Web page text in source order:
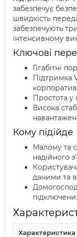
забезпечує
швидкість
забезпечують
інтенсивному
Ключові
Гігабітні
Підтримка
Простота у
Висока
Кому підійде
Малому та
надійного
даними та
Характеристика